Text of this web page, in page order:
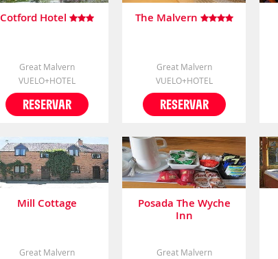
Cotford Hotel
Great Malvern
VUELO+HOTEL
RESERVAR
The Malvern
Great Malvern
VUELO+HOTEL
RESERVAR
Mill Cottage
Great Malvern
Posada The Wyche
Inn
Great Malvern